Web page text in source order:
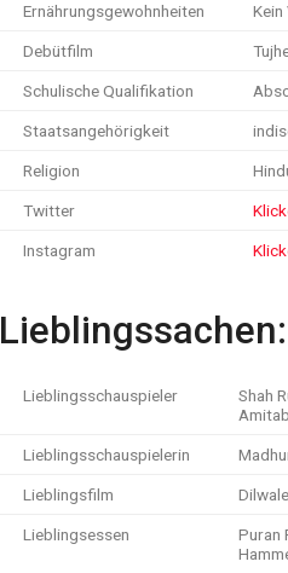
Ernährungsgewohnheiten
Debütfilm
Schulische Qualifikation
Staatsangehörigkeit
Religion
Twitter
Instagram
Lieblingssachen:
Lieblingsschauspieler
Shah
Lieblingsschauspielerin
Lieblingsfilm
Lieblingsessen
Puran